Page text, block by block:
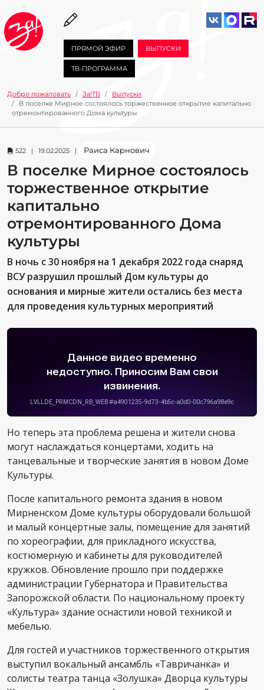
ПРЯМОЙ ЭФИР ВЫПУСКИ
ТВ-ПРОГРАММА
Добро пожаловать За!ТВ
Выпуски
В поселке Мирное состоялось торжественное открытие капитально
отремонтированного Дома культуры
522 | 19.02.2025 | Раиса Карнович
В поселке Мирное состоялось
торжественное открытие
капитально
отремонтированного Дома
культуры
В ночь с 30 ноября на 1 декабря 2022 года снаряд
ВСУ разрушил прошлый Дом культуры до
основания и мирные жители остались без места
для проведения культурных мероприятий
Но теперь эта проблема решена и жители снова
могут наслаждаться концертами, ходить на
танцевальные и творческие занятия в новом Доме
Культуры.
После капитального ремонта здания в новом
Мирненском Доме культуры оборудовали большой
и малый концертные залы, помещение для занятий
по хореографии, для прикладного искусства,
костюмерную и кабинеты для руководителей
кружков. Обновление прошло при поддержке
администрации Губернатора и Правительства
Запорожской области. По национальному проекту
«Культура» здание оснастили новой техникой и
мебелью.
Для гостей и участников торжественного открытия
выступил вокальный ансамбль «Тавричанка» и
солисты театра танца «Золушка» Дворца культуры